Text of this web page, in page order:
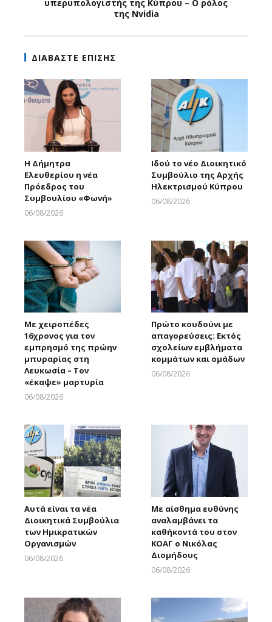
υπερυπολογιστής της Κύπρου – Ο ρόλος
της Nvidia
ΔΙΑΒΑΣΤΕ ΕΠΙΣΗΣ
Η Δήμητρα
Ελευθερίου η νέα
Πρόεδρος του
Συμβουλίου «Φωνή»
06/08/2026
Ιδού το νέο Διοικητικό
Συμβούλιο της Αρχής
Ηλεκτρισμού Κύπρου
06/08/2026
Με χειροπέδες
16χρονος για τον
εμπρησμό της πρώην
μπυραρίας στη
Λευκωσία – Τον
«έκαψε» μαρτυρία
06/08/2026
Πρώτο κουδούνι με
απαγορεύσεις: Εκτός
σχολείων εμβλήματα
κομμάτων και ομάδων
06/08/2026
Αυτά είναι τα νέα
Διοικητικά Συμβούλια
των Ημικρατικών
Οργανισμών
06/08/2026
Με αίσθημα ευθύνης
αναλαμβάνει τα
καθήκοντά του στον
ΚΟΑΓ ο Νικόλας
Διομήδους
06/08/2026